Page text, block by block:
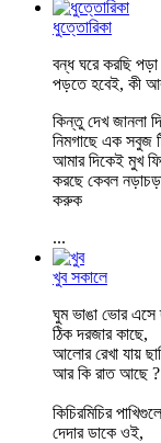
ধুত্তোরিকা
বন্ধ ঘরে করছি পড়া
পড়তে হবেই, কী
কিন্তু দেখ জানলা
নিমগাছে এক সবুজ
আমার দিকেই মুখ
করছে কেবল
করুক
...
খুব সকালে
ঘুম ভাঙা ভোর এসে
ঠিক দরজার কাছে,
আলোর রেখা যায়
আর কি রাত আছে ?
কিচিরমিচির
দেদার ডাকে ওই,